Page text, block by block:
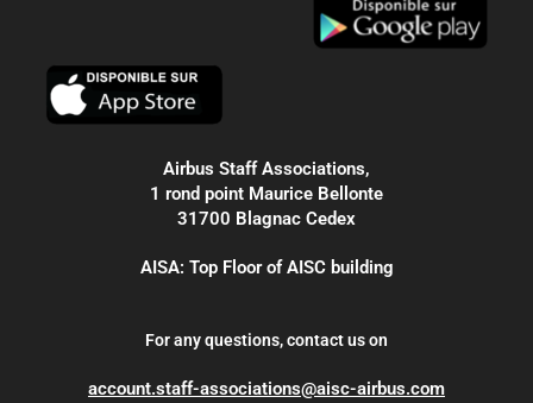
Airbus Staff Associations,
1 rond point Maurice Bellonte
31700 Blagnac Cedex
AISA: Top Floor of AISC building
For any questions, contact us on
account.staff-associations@aisc-airbus.com